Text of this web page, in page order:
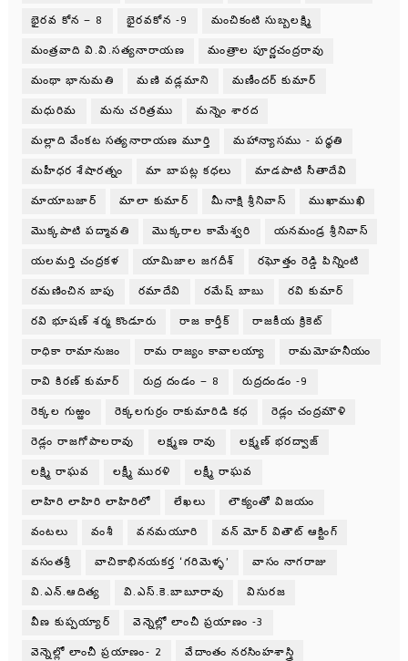
భైరవ కోన – 8 భైరవకోన -9 మంచికంటి సుబ్బలక్ష్మి
మంత్రవాది వి.వి.సత్యనారాయణ మంత్రాల పూర్ణచంద్రరావు
మంథా భానుమతి మణి వడ్లమాని మణీందర్ కుమార్
మధురిమ మను చరిత్రము మన్నెం శారద
మల్లాది వేంకట సత్యనారాయణ మూర్తి మహాన్యాసము - పధ్ధతి
మహీధర శేషారత్నం మా బాపట్ల కధలు మాడపాటి సీతాదేవి
మాయాబజార్ మాలా కుమార్ మీనాక్షి శ్రీనివాస్ ముఖాముఖి
మొక్కపాటి పద్మావతి మొక్కరాల కామేశ్వరి యనమండ్ర శ్రీనివాస్
యలమర్తి చంద్రకళ యామిజాల జగదీశ్ రఘోత్తం రెడ్డి పిన్నింటి
రమణించిన బాపు రమాదేవి రమేష్ బాబు రవి కుమార్
రవి భూషణ్ శర్మ కొండూరు రాజ కార్తీక్ రాజకీయ క్రికెట్
రాధికా రామానుజం రామ రాజ్యం కావాలయ్యా రామమోహనీయం
రావి కిరణ్ కుమార్ రుద్ర దండం – 8 రుద్రదండం -9
రెక్కల గుఱ్ఱం రెక్కలగుర్రం రాకుమారిడి కధ రెడ్లం చంద్రమౌళి
రెడ్లం రాజగోపాలరావు లక్ష్మణ రావు లక్ష్మణ్ భరద్వాజ్
లక్ష్మి రాఘవ లక్ష్మీ మురళి లక్ష్మీ రాఘవ
లాహిరి లాహిరి లాహిరిలో లేఖలు లౌక్యంతో విజయం
వంటలు వంశీ వనమయూరి వన్ మోర్ వితౌట్ ఆక్టింగ్
వసంతశ్రీ వాచికాభినయకర్త ‘గరిమెళ్ళ’ వాసం నాగరాజు
వి.ఎన్.ఆదిత్య వి.ఎస్.కె.బాబూరావు విసురజ
వీణ కుప్పయ్యార్ వెన్నెల్లో లాంచీ ప్రయాణం -3
వెన్నెల్లో లాంచీ ప్రయాణం- 2 వేదాంతం నరసింహశాస్త్రి